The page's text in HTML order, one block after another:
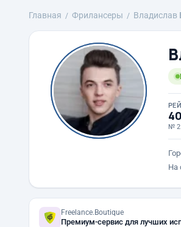
Главная Фрилансеры Владислав
№ 2
На
Freelance.Boutique
Премиум-сервис для лучших